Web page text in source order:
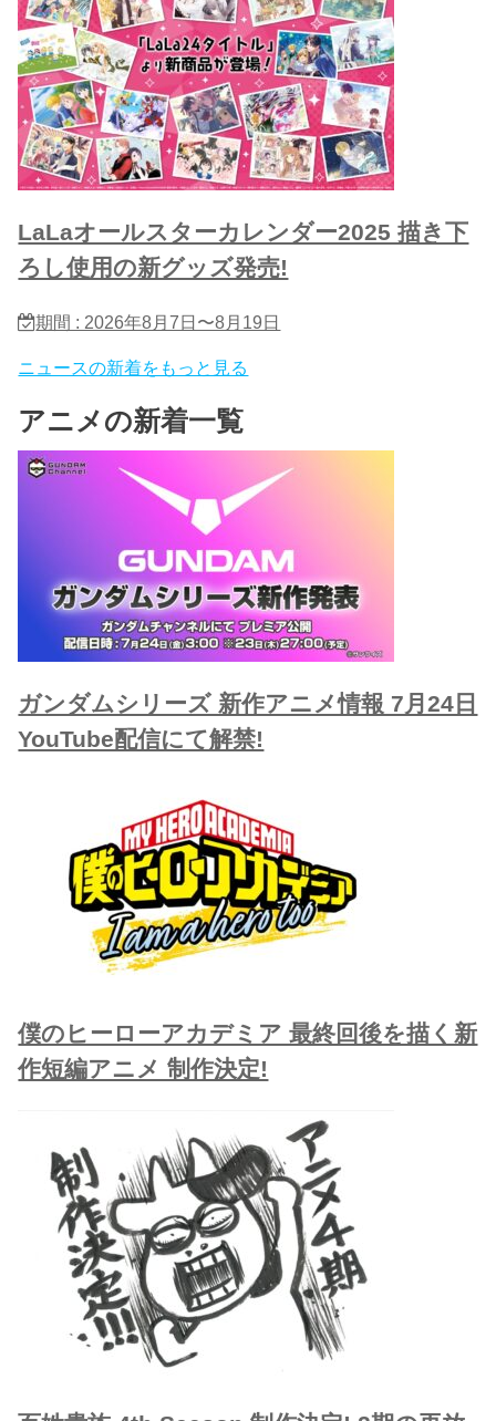
LaLaオールスターカレンダー2025 描き下
ろし使用の新グッズ発売!
期間 : 2026年8月7日〜8月19日
ニュースの新着をもっと見る
アニメの新着一覧
ガンダムシリーズ 新作アニメ情報 7月24日
YouTube配信にて解禁!
僕のヒーローアカデミア 最終回後を描く新
作短編アニメ 制作決定!